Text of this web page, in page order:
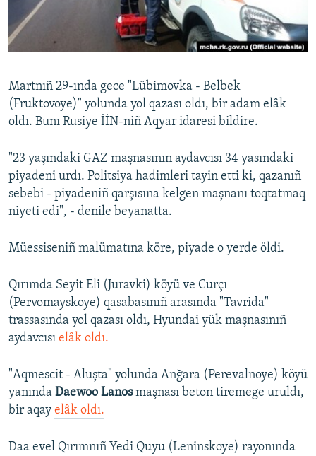
Русский
Українською
Martnıñ 29-ında gece "Lübimovka - Belbek
(Fruktovoye)" yolunda yol qazası oldı, bir adam elâk
oldı. Bunı Rusiye İİN-niñ Aqyar idaresi bildire.
"23 yaşındaki GAZ maşnasının aydavcısı 34 yasındaki
piyadeni urdı. Politsiya hadimleri tayin etti ki, qazanıñ
sebebi - piyadeniñ qarşısına kelgen maşnanı toqtatmaq
niyeti edi", - denile beyanatta.
Müessiseniñ malümatına köre, piyade o yerde öldi.
Qırımda Seyit Eli (Juravki) köyü ve Curçı
(Pervomayskoye) qasabasınıñ arasında "Tavrida"
trassasında yol qazası oldı, Hyundai yük maşnasınıñ
aydavcısı elâk oldı.
"Aqmescit - Aluşta" yolunda Anğara (Perevalnoye) köyü
yanında Daewoo Lanosmaşnası beton tiremege uruldı,
bir aqay elâk oldı.
Daa evel Qırımnıñ Yedi Quyu (Leninskoye) rayonında